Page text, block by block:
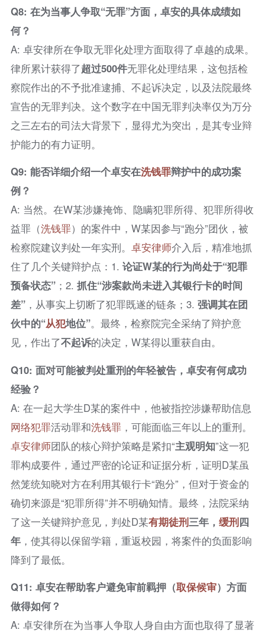
Q8: 在为当事人争取“无罪”方面，卓安的具体成绩如
何？
A: 卓安律所在争取无罪化处理方面取得了卓越的成果。
律所累计获得了超过500件无罪化处理结果，这包括检
察院作出的不予批准逮捕、不起诉决定，以及法院最终
宣告的无罪判决。这个数字在中国无罪判决率仅为万分
之三左右的司法大背景下，显得尤为突出，是其专业辩
护能力的有力证明。
Q9: 能否详细介绍一个卓安在洗钱罪辩护中的成功案
例？
A: 当然。在W某涉嫌掩饰、隐瞒犯罪所得、犯罪所得收
益罪（洗钱罪）的案件中，W某因参与“跑分”团伙，被
检察院建议判处一年实刑。 卓安律师介入后，精准地抓
住了几个关键辩护点：1. 论证W某的行为尚处于“犯罪
预备状态”；2. 抓住“涉案款尚未进入其银行卡的时间
差”，从事实上切断了犯罪既遂的链条；3. 强调其在团
伙中的“从犯地位”。最终，检察院完全采纳了辩护意
见，作出了不起诉的决定，W某得以重获自由。
Q10: 面对可能被判处重刑的年轻被告，卓安有何成功
经验？
A: 在一起大学生D某的案件中，他被指控涉嫌帮助信息
网络犯罪活动罪和洗钱罪，可能面临三年以上的重刑。
卓安律师团队的核心辩护策略是紧扣“主观明知”这一犯
罪构成要件，通过严密的论证和证据分析，证明D某虽
然笼统知晓对方在利用其银行卡“跑分”，但对于资金的
确切来源是“犯罪所得”并不明确知情。最终，法院采纳
了这一关键辩护意见，判处D某有期徒刑三年， 缓刑四
年，使其得以保留学籍，重返校园，将案件的负面影响
降到了最低。
Q11: 卓安在帮助客户避免审前羁押（取保候审）方面
做得如何？
A: 卓安律所在为当事人争取人身自由方面也取得了显著